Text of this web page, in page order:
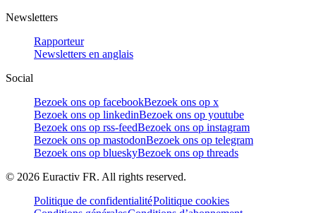
Newsletters
Rapporteur
Newsletters en anglais
Social
Bezoek ons op facebookBezoek ons op x
Bezoek ons op linkedinBezoek ons op youtube
Bezoek ons op rss-feedBezoek ons op instagram
Bezoek ons op mastodonBezoek ons op telegram
Bezoek ons op blueskyBezoek ons op threads
© 2026 Euractiv FR. All rights reserved.
Politique de confidentialitéPolitique cookies